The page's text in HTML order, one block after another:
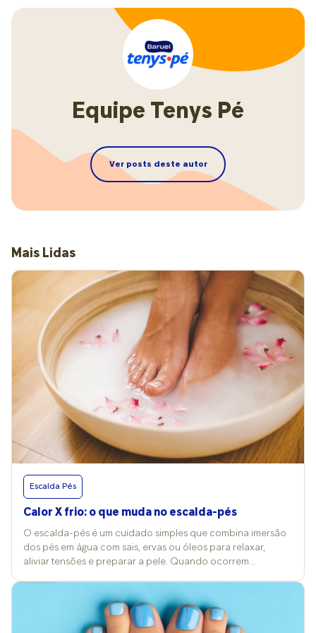
Equipe Tenys Pé
Ver posts deste autor
Mais Lidas
Escalda Pés
Calor X frio: o que muda no escalda-pés
O escalda-pés é um cuidado simples que combina imersão
dos pés em água com sais, ervas ou óleos para relaxar,
aliviar tensões e preparar a pele. Quando ocorrem
isso reflete nos efeitos e nos cuidados desse ritual. Vitória
Contini, professora de Cosmetologia Clínica na FMU, explica